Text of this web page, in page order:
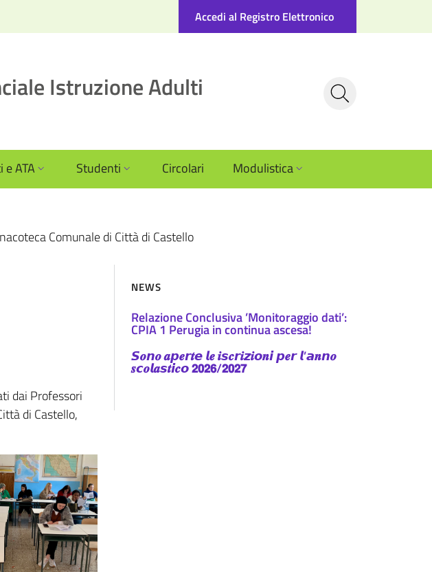
Accedi al Registro Elettronico
Istruzione Adulti
e ATA Studenti Circolari Modulistica
Comunale di Città di Castello
dai Professori
di Castello,
NEWS
Relazione Conclusiva ’Monitoraggio dati’:
CPIA 1 Perugia in continua ascesa!
𝙎𝒐𝙣𝒐 𝒂𝙥𝒆𝙧𝒕𝙚 𝙡𝒆 𝒊𝙨𝒄𝙧𝒊𝙯𝒊𝙤𝒏𝙞 𝙥𝒆𝙧 𝙡’𝙖𝒏𝙣𝒐
𝒔𝙘𝒐𝙡𝒂𝙨𝒕𝙞𝒄𝙤 𝟮𝟬𝟮𝟲/𝟮𝟬𝟮𝟳